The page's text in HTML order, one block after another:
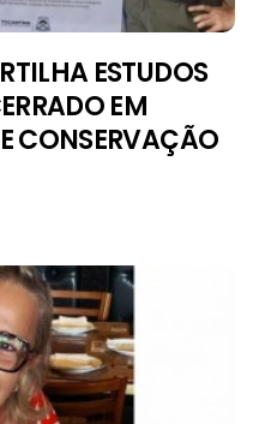
ESTUDOS
EM
CONSERVAÇÃO